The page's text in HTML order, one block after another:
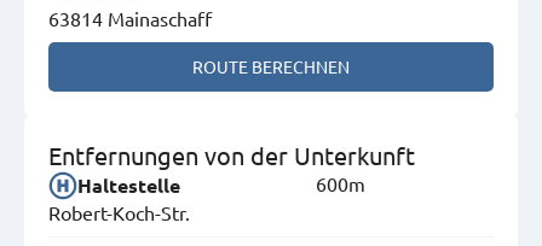
63814 Mainaschaff
ROUTE BERECHNEN
Entfernungen von der Unterkunft
Haltestelle
Robert-Koch-Str.
600m